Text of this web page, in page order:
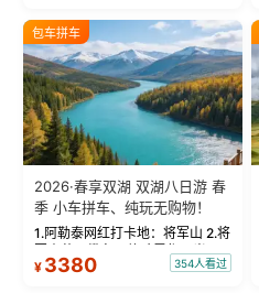
绝美瞬间。 赛湖坦克300跟车视
频：专业摄影师...
包车拼车
2026·春享双湖 双湖八日游 春
季 小车拼车、纯玩无购物！
1.阿勒泰网红打卡地：将军山 2.将
军山落日缆车，体验雪都风光 3.
将军山，夕阳派对，蹦迪party 4.
¥ 3380 354人看过